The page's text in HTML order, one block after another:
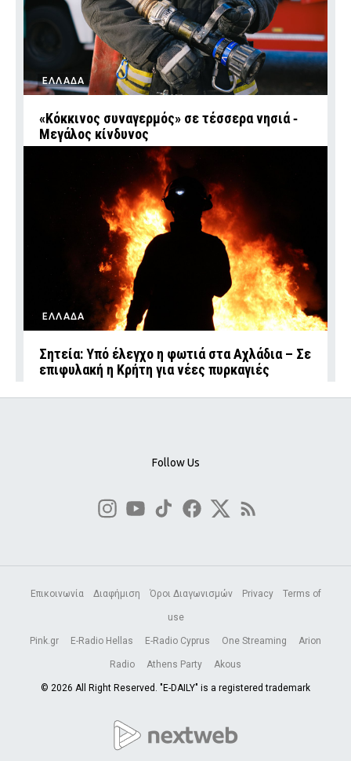
ΕΛΛΑΔΑ
«Κόκκινος συναγερμός» σε τέσσερα νησιά ‑
Μεγάλος κίνδυνος
ΕΛΛΑΔΑ
Σητεία: Υπό έλεγχο η φωτιά στα Αχλάδια – Σε
επιφυλακή η Κρήτη για νέες πυρκαγιές
Follow Us
Επικοινωνία Διαφήμιση Όροι Διαγωνισμών Privacy Terms of
use
Pink.gr E-Radio Hellas E-Radio Cyprus One Streaming Arion
Radio Athens Party Akous
© 2026 All Right Reserved. "E-DAILY" is a registered trademark